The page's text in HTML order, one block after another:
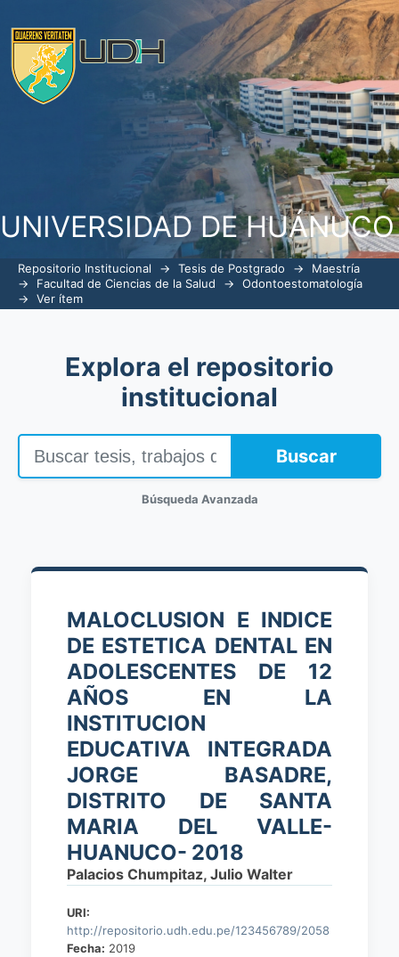
UNIVERSIDAD DE HUÁNUCO
MALOCLUSION E INDICE DE
LA INSTITUCION EDUCATIVA
MARIA DEL VALLE- HUANUCO- 2018
Repositorio Institucional → Tesis de Postgrado →
Maestría
→
Facultad de Ciencias de la Salud →
Odontoestomatología
→
Ver ítem
Explora el repositorio
institucional
Buscar
Búsqueda Avanzada
MALOCLUSION E INDICE
DE ESTETICA DENTAL EN
ADOLESCENTES DE 12
AÑOS EN LA
INSTITUCION
EDUCATIVA INTEGRADA
JORGE BASADRE,
DISTRITO DE SANTA
MARIA DEL VALLE-
HUANUCO- 2018
Palacios Chumpitaz, Julio Walter
URI:
http://repositorio.udh.edu.pe/123456789/2058
Fecha: 2019